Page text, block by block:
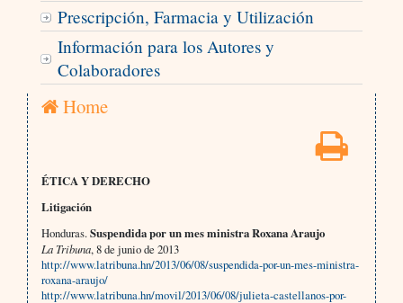
Prescripción, Farmacia y Utilización
Información para los Autores y
Colaboradores
Home
ÉTICA Y DERECHO
Litigación
Honduras.Suspendida por un mes ministra Roxana Araujo
La Tribuna, 8 de junio de 2013
http://www.latribuna.hn/2013/06/08/suspendida-por-un-mes-ministra-
roxana-araujo/
http://www.latribuna.hn/movil/2013/06/08/julieta-castellanos-por-